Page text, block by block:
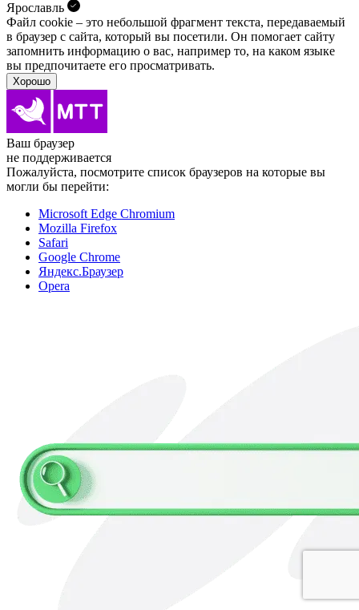
Ярославль
Файл cookie – это небольшой фрагмент текста, передава­емый
в браузер с сайта, который вы посетили. Он помо­гает сайту
запомнить информацию о вас, например то, на каком языке
вы предпочитаете его просматривать.
Хорошо
Ваш браузер
не поддерживается
Пожалуйста, посмотрите список браузеров на которые вы
могли бы перейти:
Microsoft Edge Chromium
Mozilla Firefox
Safari
Google Chrome
Яндекс.Браузер
Opera